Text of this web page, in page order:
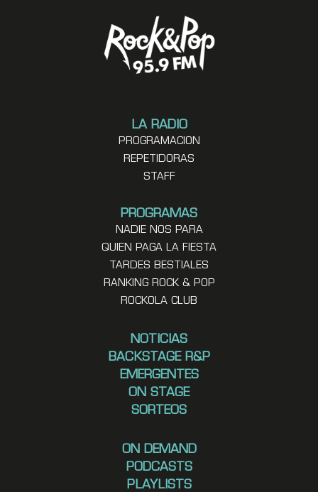
LA RADIO
PROGRAMACION
REPETIDORAS
STAFF
PROGRAMAS
NADIE NOS PARA
QUIEN PAGA LA FIESTA
TARDES BESTIALES
RANKING ROCK & POP
ROCKOLA CLUB
NOTICIAS
BACKSTAGE R&P
EMERGENTES
ON STAGE
SORTEOS
ON DEMAND
PODCASTS
PLAYLISTS